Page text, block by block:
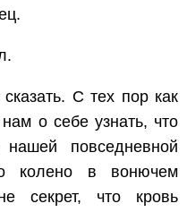
С тех пор как
о себе узнать, что
повседневной
колено в вонючем
секрет, что кровь